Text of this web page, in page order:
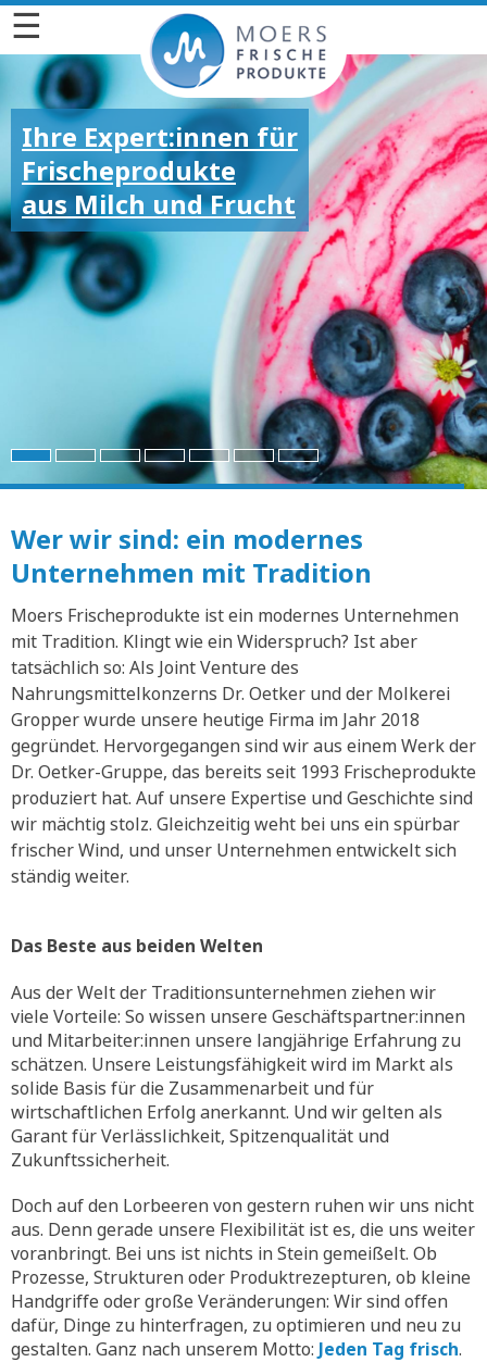
☰
Ihre Expert:innen für
Frischeprodukte
aus Milch und Frucht
Für die großen und
kleinen Emotionen
Wer wir sind: ein modernes
Unternehmen mit Tradition
Moers Frischeprodukte ist ein modernes Unternehmen
mit Tradition. Klingt wie ein Widerspruch? Ist aber
tatsächlich so: Als Joint Venture des
Nahrungsmittelkonzerns Dr. Oetker und der Molkerei
Gropper wurde unsere heutige Firma im Jahr 2018
gegründet. Hervorgegangen sind wir aus einem Werk der
Dr. Oetker-Gruppe, das bereits seit 1993 Frischeprodukte
produziert hat. Auf unsere Expertise und Geschichte sind
wir mächtig stolz. Gleichzeitig weht bei uns ein spürbar
frischer Wind, und unser Unternehmen entwickelt sich
ständig weiter.
Das Beste aus beiden Welten
Aus der Welt der Traditionsunternehmen ziehen wir
viele Vorteile: So wissen unsere Geschäftspartner:innen
und Mitarbeiter:innen unsere langjährige Erfahrung zu
schätzen. Unsere Leistungsfähigkeit wird im Markt als
solide Basis für die Zusammenarbeit und für
wirtschaftlichen Erfolg anerkannt. Und wir gelten als
Garant für Verlässlichkeit, Spitzenqualität und
Zukunftssicherheit.
Doch auf den Lorbeeren von gestern ruhen wir uns nicht
aus. Denn gerade unsere Flexibilität ist es, die uns weiter
voranbringt. Bei uns ist nichts in Stein gemeißelt. Ob
Prozesse, Strukturen oder Produktrezepturen, ob kleine
Handgriffe oder große Veränderungen: Wir sind offen
dafür, Dinge zu hinterfragen, zu optimieren und neu zu
gestalten. Ganz nach unserem Motto: Jeden Tag frisch.